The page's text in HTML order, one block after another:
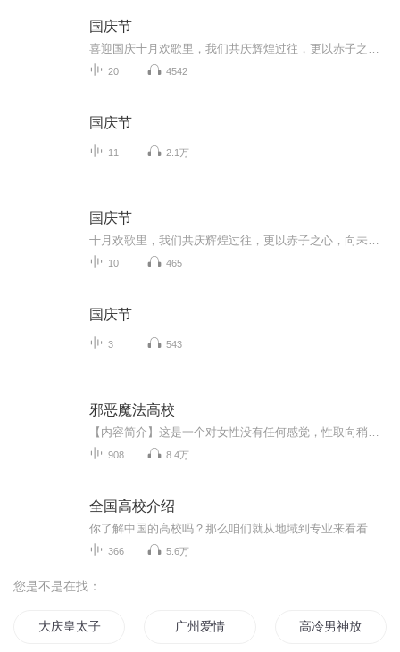
国庆节
20 4542
国庆节
11 2.1万
国庆节
10 465
国庆节
3 543
邪恶魔法高校
908 8.4万
全国高校介绍
366 5.6万
您是不是在找：
大庆皇太子 广州爱情 高冷男神放肆爱